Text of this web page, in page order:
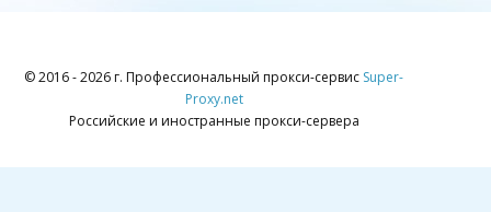
© 2016 - 2026 г. Профессиональный прокси-сервис Super-
Proxy.net
Российские и иностранные прокси-сервера